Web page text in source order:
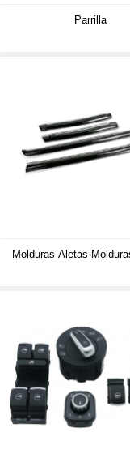
Parrilla
Molduras Aletas-